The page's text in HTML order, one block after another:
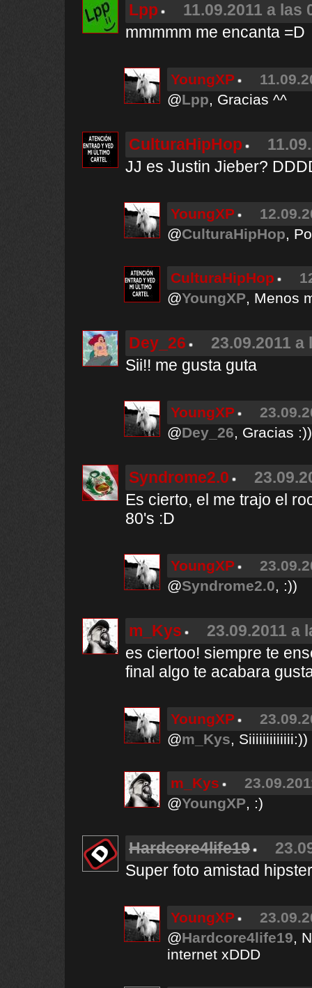
Lpp
11.09.2011 a las
mmmmm me encanta =D
YoungXP
@Lpp, Gracias ^^
CulturaHipHop
JJ es Justin Jieber?
YoungXP
@CulturaHipHop,
CulturaHipHop
@YoungXP, Menos
Dey_26
23.09.2011 a
Sii!! me gusta guta
YoungXP
@Dey_26, Gracias :))
Syndrome2.0
Es cierto, el me trajo el
80's :D
YoungXP
@Syndrome2.0, :))
m_Kys
23.09.2011 a
es ciertoo! siempre te
final algo te acabara
YoungXP
@m_Kys, Siiiiiiiiiiiii:))
m_Kys
@YoungXP, :)
Hardcore4life19
Super foto amistad
YoungXP
@Hardcore4life19,
internet xDDD